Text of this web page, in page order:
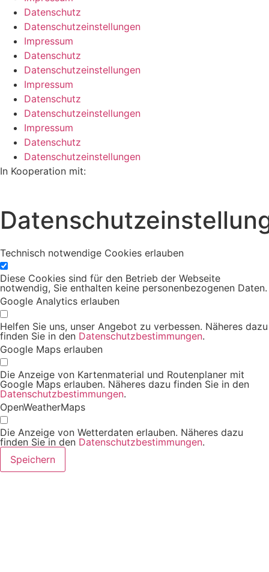
Datenschutz
Datenschutzeinstellungen
Impressum
Datenschutz
Datenschutzeinstellungen
Impressum
Datenschutz
Datenschutzeinstellungen
Impressum
Datenschutz
Datenschutzeinstellungen
In Kooperation mit:
Technisch notwendige Cookies erlauben
Diese Cookies sind für den Betrieb der Webseite
notwendig, Sie enthalten keine personenbezogenen Daten.
Google Analytics erlauben
Helfen Sie uns, unser Angebot zu verbessen. Näheres dazu
finden Sie in den Datenschutzbestimmungen.
Google Maps erlauben
Die Anzeige von Kartenmaterial und Routenplaner mit
Google Maps erlauben. Näheres dazu finden Sie in den
Datenschutzbestimmungen.
OpenWeatherMaps
Die Anzeige von Wetterdaten erlauben. Näheres dazu
finden Sie in den Datenschutzbestimmungen.
Speichern